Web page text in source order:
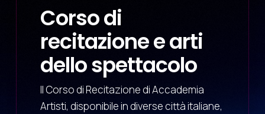
Corso di
recitazione e arti
dello spettacolo
Il Corso di Recitazione di Accademia
Artisti, disponibile in diverse città italiane,